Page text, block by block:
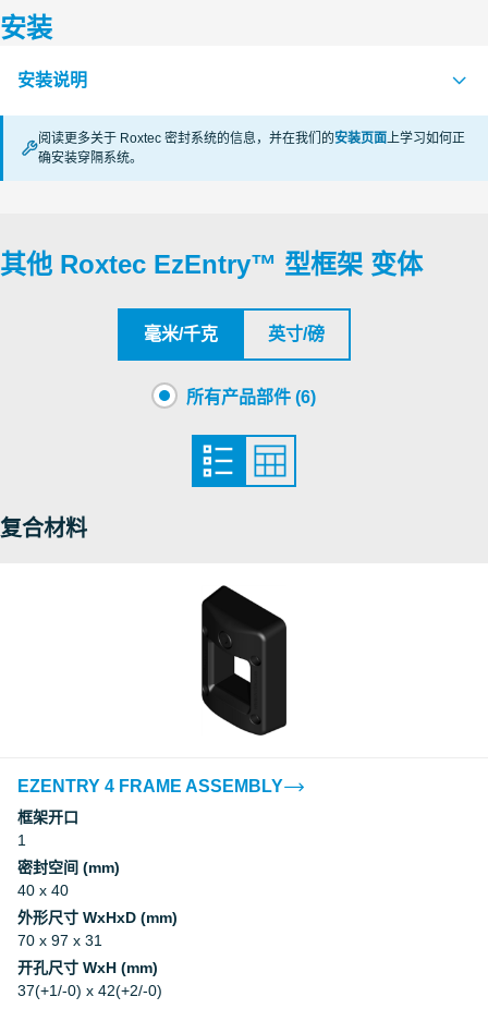
S1016515 EZENTRY 16 FRAME ASSEMBLY PDF
认证机构
CSA
Roxtec International AB
Underwriters Laboratories Inc.
Underwriters Laboratories Inc.
Underwriters Laboratories Inc.
安装
安装说明
EZENTRY (zh)
阅读更多关于 Roxtec 密封系统的信息，并在我们的安装页面上学习如何正
确安装穿隔系统。
其他 Roxtec EzEntry™ 型框架 变体
毫米/千克 英寸/磅
所有产品部件 (6)
复合材料
EZENTRY 4 FRAME ASSEMBLY
框架开口
1
密封空间 (mm)
40 x 40
外形尺寸 WxHxD (mm)
70 x 97 x 31
开孔尺寸 WxH (mm)
37(+1/-0) x 42(+2/-0)